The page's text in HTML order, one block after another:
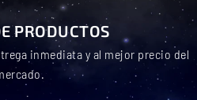
PRODUCTOS
inmediata y al mejor precio del